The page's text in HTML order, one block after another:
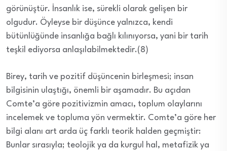
görünüştür. İnsanlık ise, sürekli olarak gelişen bir
olgudur. Öyleyse bir düşünce yalnızca, kendi
bütünlüğünde insanlığa bağlı kılınıyorsa, yani bir tarih
teşkil ediyorsa anlaşılabilmektedir.(8)
Birey, tarih ve pozitif düşüncenin birleşmesi; insan
bilgisinin ulaştığı, önemli bir aşamadır. Bu açıdan
Comte’a göre pozitivizmin amacı, toplum olaylarını
incelemek ve topluma yön vermektir. Comte’a göre her
bilgi alanı art arda üç farklı teorik halden geçmiştir:
Bunlar sırasıyla; teolojik ya da kurgul hal, metafizik ya